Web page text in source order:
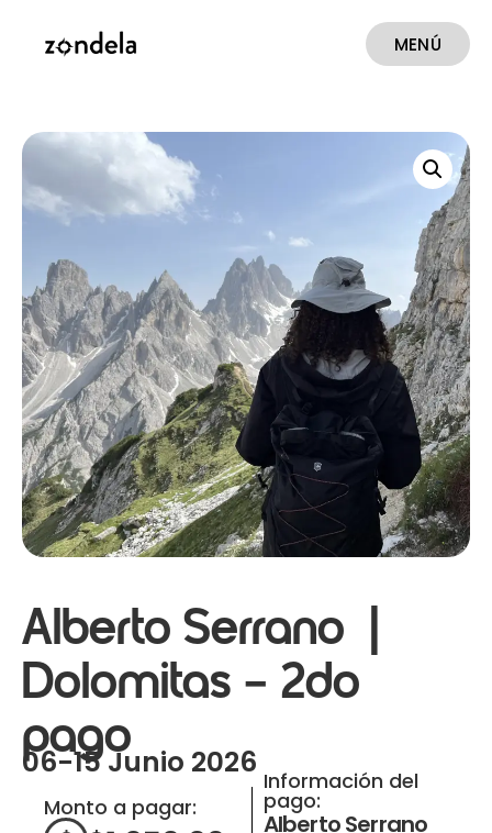
MENÚ
Alberto Serrano |
Dolomitas – 2do
pago
06-15 Junio 2026
Monto a pagar:
Información del
pago:
Alberto Serrano